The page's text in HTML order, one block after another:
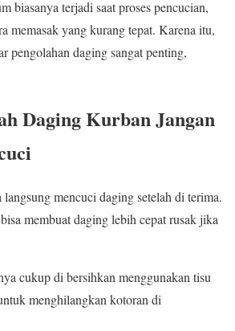
biasanya terjadi saat proses pencucian,
memasak yang kurang tepat. Karena itu,
pengolahan daging sangat penting,
Daging Kurban Jangan
mencuci daging setelah di terima.
membuat daging lebih cepat rusak jika
cukup di bersihkan menggunakan tisu
menghilangkan kotoran di